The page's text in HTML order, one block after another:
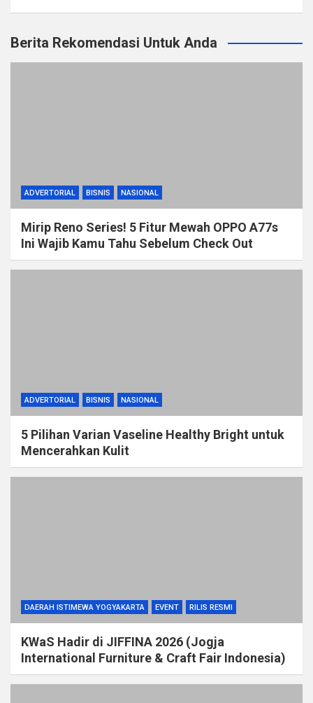
Berita Rekomendasi Untuk Anda
ADVERTORIAL BISNIS NASIONAL
Mirip Reno Series! 5 Fitur Mewah OPPO A77s
Ini Wajib Kamu Tahu Sebelum Check Out
ADVERTORIAL BISNIS NASIONAL
5 Pilihan Varian Vaseline Healthy Bright untuk
Mencerahkan Kulit
DAERAH ISTIMEWA YOGYAKARTA EVENT RILIS RESMI
KWaS Hadir di JIFFINA 2026 (Jogja
International Furniture & Craft Fair Indonesia)